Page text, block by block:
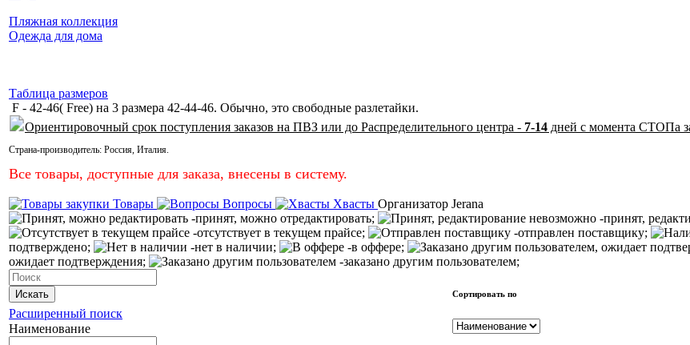
Пляжная коллекция
Одежда для дома
Таблица размеров
F - 42-46( Free) на 3 размера 42-44-46. Обычно, это свободные разлетайки.
Ориентировочный срок поступления заказов на ПВЗ или до Распределительного центра - 7-14 дней с момента СТОПа
Страна-производитель: Россия, Италия.
Все товары, доступные для заказа, внесены в систему.
Товары Вопросы Хвасты Организатор Jerana
-принят, можно отредактировать;
-принят,
-отсутствует в текущем прайсе;
-отправлен поставщику;
подтверждено;
-нет в наличии; -в оффере;
ожидает подтверждения;
-заказано другим пользователем;
Искать
Расширенный поиск
Наименование
Сортировать по